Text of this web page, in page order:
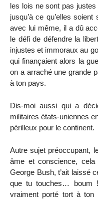
les lois ne sont pas
jusqu’à ce qu’elles
avec lui même, il a dû
le défi de défendre la
injustes et immoraux au
qui finançaient alors la
on a arraché une grande
à ton pays.
Dis-moi aussi qui a
militaires états-uniennes
périlleux pour le continent.
Autre sujet préoccupant,
âme et conscience,
George Bush, t’ait laissé
que tu touches… boum
vraiment porté tort à